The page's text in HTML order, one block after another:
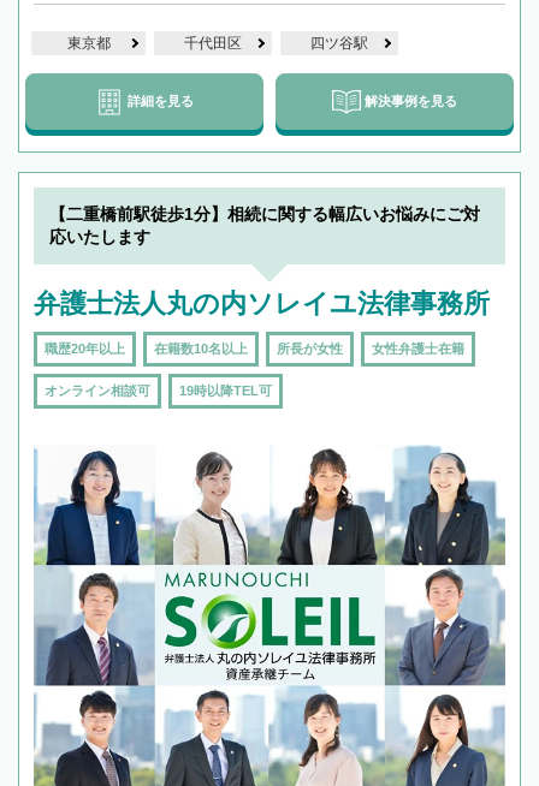
東京都 千代田区 四ツ谷駅
詳細を見る 解決事例を見る
【二重橋前駅徒歩1分】相続に関する幅広いお悩みにご対
応いたします
弁護士法人丸の内ソレイユ法律事務所
職歴20年以上 在籍数10名以上 所長が女性 女性弁護士在籍
オンライン相談可 19時以降TEL可